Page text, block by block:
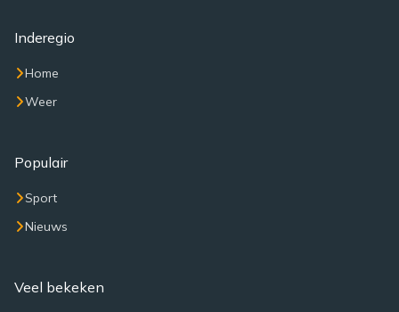
Inderegio
Home
Weer
Populair
Sport
Nieuws
Veel bekeken